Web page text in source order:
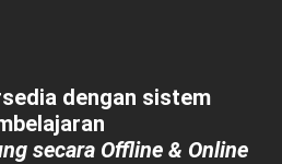
dengan sistem
secara Offline & Online